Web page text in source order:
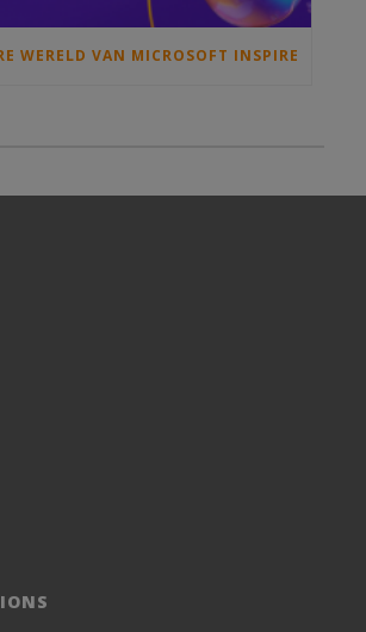
WERELD VAN MICROSOFT INSPIRE